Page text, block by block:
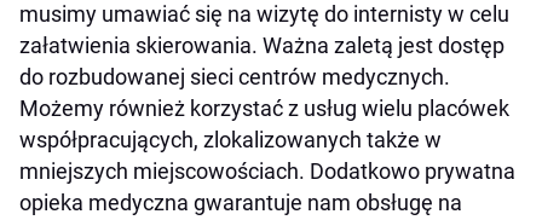
musimy umawiać się na wizytę do internisty w celu
załatwienia skierowania. Ważna zaletą jest dostęp
do rozbudowanej sieci centrów medycznych.
Możemy również korzystać z usług wielu placówek
współpracujących, zlokalizowanych także w
mniejszych miejscowościach. Dodatkowo prywatna
opieka medyczna gwarantuje nam obsługę na